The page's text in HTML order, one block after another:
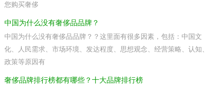
您购买奢侈
中国为什么没有奢侈品品牌？
中国为什么没有奢侈品品牌？？这里面有很多因素，包括：中国文
化、人民需求、市场环境、发达程度、思想观念、经营策略、认知、
政策等原因有
奢侈品牌排行榜都有哪些？十大品牌排行榜